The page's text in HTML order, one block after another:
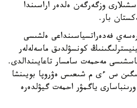
وزگەرگەن ەلدەر اراسىندا
بار.
فەدەراتسياسىنداعى ەلشىسى
كونسۋلدىق ماسەلەلەر
مەحمەت سامسار تاعايىندالدى.
س ءى م شىعىس ەۋروپا بويىنشا
ياگمۋر احمەت گيۋلدەرە